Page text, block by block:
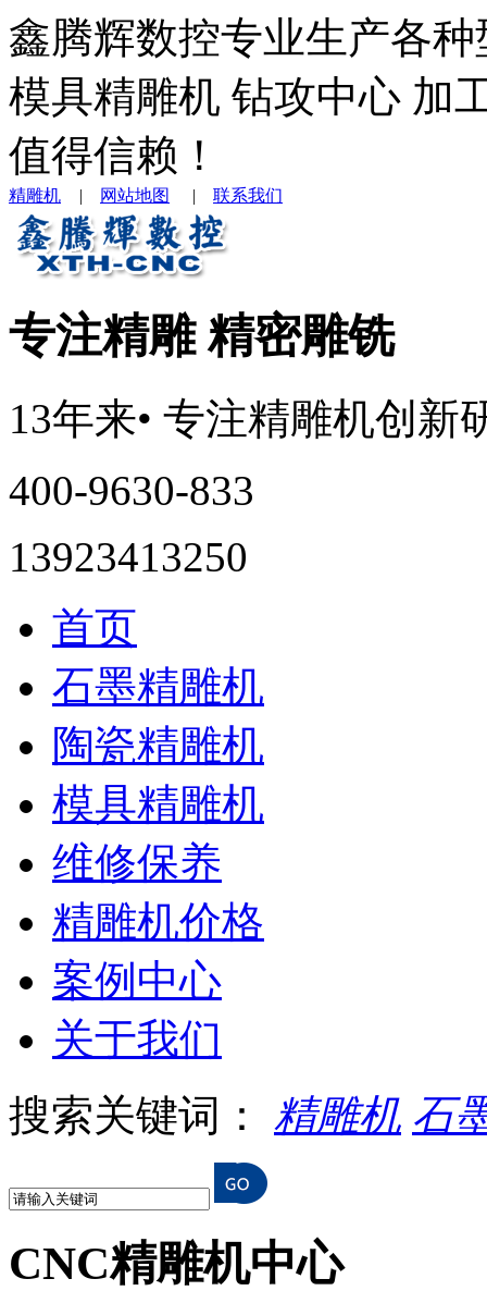
鑫腾辉数控专业生产各
模具精雕机 钻攻中心 加
值得信赖！
精雕机 | 网站地图 | 联系我们
专注精雕 精密雕铣
13年来• 专注精雕机创新
400-9630-833
13923413250
首页
石墨精雕机
陶瓷精雕机
模具精雕机
维修保养
精雕机价格
案例中心
关于我们
搜索关键词： 精雕机 石
CNC精雕机中心